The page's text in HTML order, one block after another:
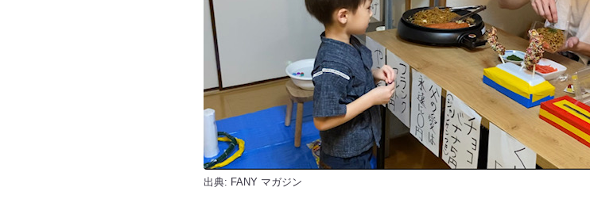
出典: FANY マガジン